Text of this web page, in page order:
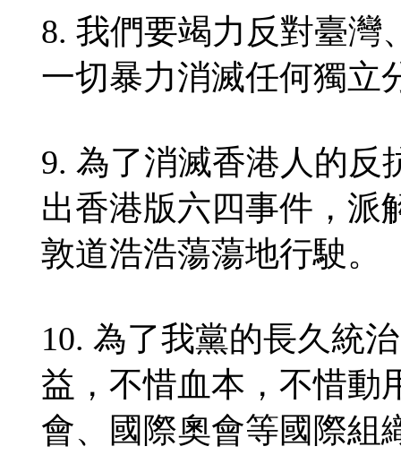
8. 我們要竭力反對臺灣
一切暴力消滅任何獨立
9. 為了消滅香港人的反
出香港版六四事件，派
敦道浩浩蕩蕩地行駛。
10. 為了我黨的長久統
益，不惜血本，不惜動
會、國際奧會等國際組